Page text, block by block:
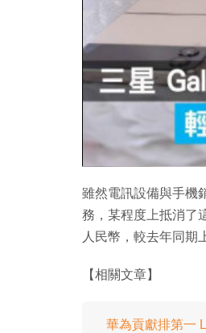
雖然電訊設備與手機
務，某程度上抵消了
人民幣，較去年同期
【相關文章】
華為貢獻排第一